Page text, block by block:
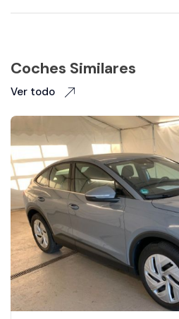
Coches Similares
Ver todo